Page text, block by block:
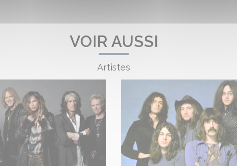
VOIR AUSSI
Artistes